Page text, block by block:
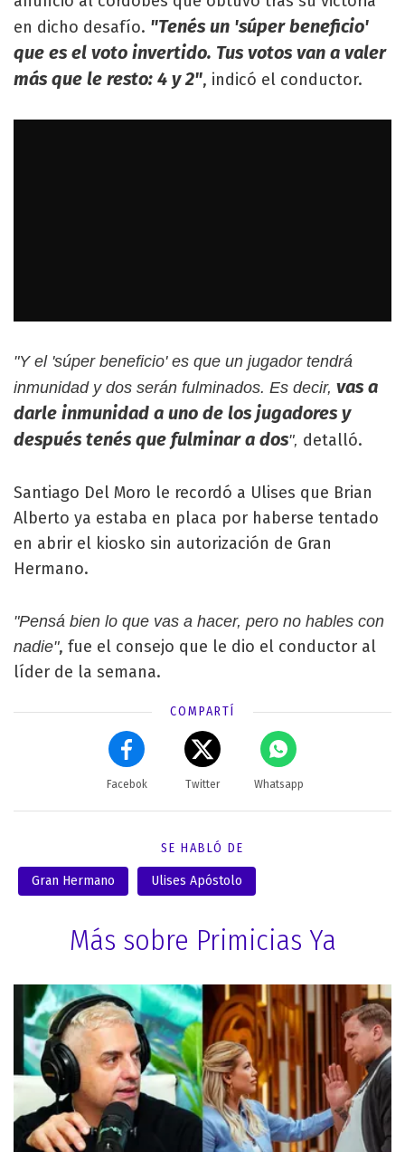
en dicho desafío. "Tenés un 'súper beneficio'
que es el voto invertido. Tus votos van a valer
más que le resto: 4 y 2", indicó el conductor.
"Y el 'súper beneficio' es que un jugador tendrá
inmunidad y dos serán fulminados. Es decir, vas a
darle inmunidad a uno de los jugadores y
después tenés que fulminar a dos", detalló.
Santiago Del Moro le recordó a Ulises que Brian
Alberto ya estaba en placa por haberse tentado
en abrir el kiosko sin autorización de Gran
Hermano.
"Pensá bien lo que vas a hacer, pero no hables con
nadie", fue el consejo que le dio el conductor al
líder de la semana.
COMPARTÍ
Facebok Twitter Whatsapp
SE HABLÓ DE
Gran Hermano Ulises Apóstolo
Más sobre Primicias Ya